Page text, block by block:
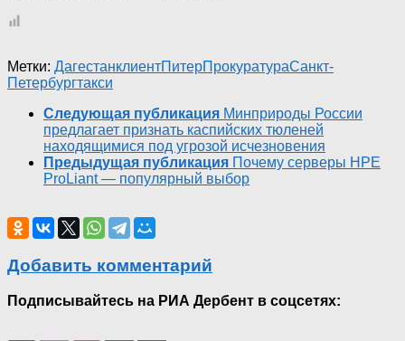
Метки: ДагестанклиентПитерПрокуратураСанкт-
Петербургтакси
Следующая публикация Минприроды России
предлагает признать каспийских тюленей
находящимися под угрозой исчезновения
Предыдущая публикация Почему серверы HPE
ProLiant — популярный выбор
Добавить комментарий
Подписывайтесь на РИА Дербент в соцсетях: